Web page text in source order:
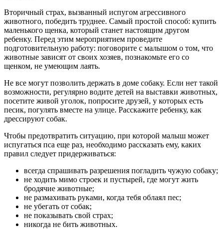
Вторичный страх, вызванный испугом агрессивного
животного, победить труднее. Самый простой способ: купить
маленького щенка, который станет настоящим другом
ребенку. Перед этим мероприятием проведите
подготовительную работу: поговорите с малышом о том, что
животные зависят от своих хозяев, познакомьте его со
щенком, не умеющим лаять.
Не все могут позволить держать в доме собаку. Если нет такой
возможности, регулярно водите детей на выставки животных,
посетите живой уголок, попросите друзей, у которых есть
песик, погулять вместе на улице. Расскажите ребенку, как
дрессируют собак.
Чтобы предотвратить ситуацию, при которой малыш может
испугаться пса еще раз, необходимо рассказать ему, каких
правил следует придерживаться:
всегда спрашивать разрешения погладить чужую собаку;
не ходить мимо строек и пустырей, где могут жить
бродячие животные;
не размахивать руками, когда тебя облаял пес;
не убегать от собак;
не показывать свой страх;
никогда не бить животных.